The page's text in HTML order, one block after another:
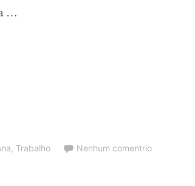
…
, Trabalho
Nenhum comentrio